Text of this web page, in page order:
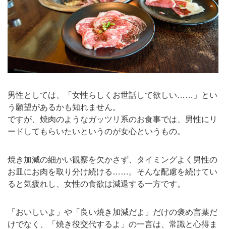
男性としては、「女性らしくお世話して欲しい……」とい
う願望があるかも知れません。
ですが、焼肉のようなガッツリ系のお食事では、男性にリ
ードしてもらいたいというのが女心というもの。
焼き加減の細かい観察を欠かさず、タイミングよく男性の
お皿にお肉を取り分け続ける……。そんな配慮を続けてい
ると気疲れし、女性の食欲は減退する一方です。
「おいしいよ」や「良い焼き加減だよ」だけの褒め言葉だ
けでなく、「焼き役交代するよ」の一言は、常識と心得ま